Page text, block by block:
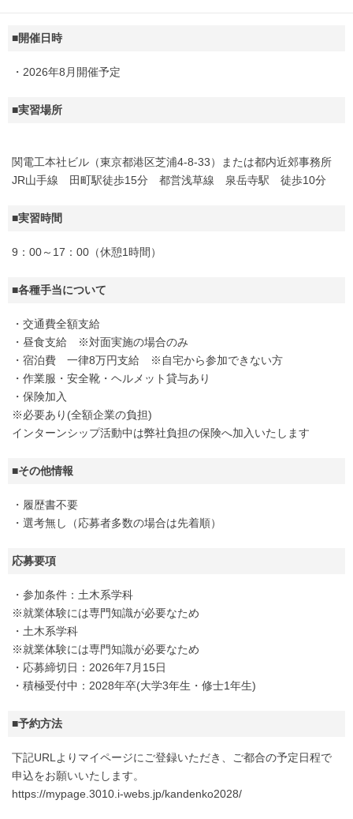
■開催日時
・2026年8月開催予定
■実習場所
関電工本社ビル（東京都港区芝浦4-8-33）または都内近郊事務所
JR山手線 田町駅徒歩15分 都営浅草線 泉岳寺駅 徒歩10分
■実習時間
9：00～17：00（休憩1時間）
■各種手当について
・交通費全額支給
・昼食支給 ※対面実施の場合のみ
・宿泊費 一律8万円支給 ※自宅から参加できない方
・作業服・安全靴・ヘルメット貸与あり
・保険加入
※必要あり(全額企業の負担)
インターンシップ活動中は弊社負担の保険へ加入いたします
■その他情報
・履歴書不要
・選考無し（応募者多数の場合は先着順）
応募要項
・参加条件：土木系学科
※就業体験には専門知識が必要なため
・土木系学科
※就業体験には専門知識が必要なため
・応募締切日：2026年7月15日
・積極受付中：2028年卒(大学3年生・修士1年生)
■予約方法
下記URLよりマイページにご登録いただき、ご都合の予定日程で
申込をお願いいたします。
https://mypage.3010.i-webs.jp/kandenko2028/